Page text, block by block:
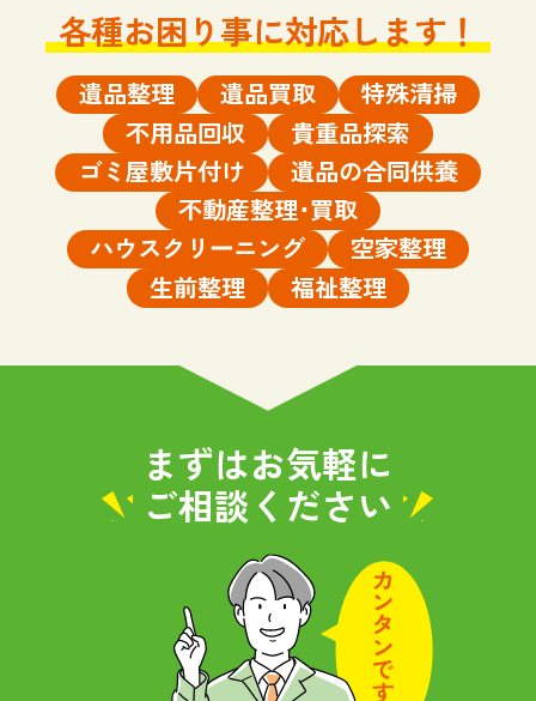
各種お困り事に対応します！
遺品整理 遺品買取
特殊清掃
不用品回収
貴重品探索
ゴミ屋敷片付け
遺品の合同供養
不動産整理･買取
ハウスクリーニング
空家整理
生前整理
福祉整理
まずはお気軽に
ご相談ください